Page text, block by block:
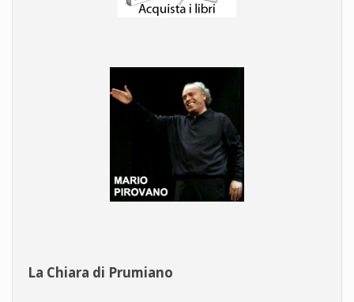
La Chiara di Prumiano